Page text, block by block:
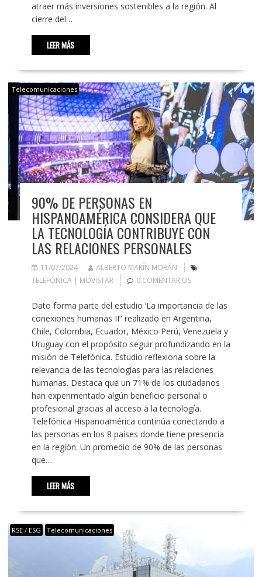
atraer más inversiones sostenibles a la región. Al
cierre del…
LEER MÁS
Telecomunicaciones
90% DE PERSONAS EN
HISPANOAMÉRICA CONSIDERA QUE
LA TECNOLOGÍA CONTRIBUYE CON
LAS RELACIONES PERSONALES
11/07/2024
ALBERTO MARÍN MORÁN
TELEFÓNICA | MOVISTAR
0 COMENTARIOS
Dato forma parte del estudio ‘La importancia de las
conexiones humanas II” realizado en Argentina,
Chile, Colombia, Ecuador, México Perú, Venezuela y
Uruguay con el propósito seguir profundizando en la
misión de Telefónica. Estudio reflexiona sobre la
relevancia de las tecnologías para las relaciones
humanas. Destaca que un 71% de los ciudadanos
han experimentado algún beneficio personal o
profesional gracias al acceso a la tecnología.
Telefónica Hispanoamérica continúa conectando a
las personas en los 8 países donde tiene presencia
en la región. Un promedio de 90% de las personas
que…
LEER MÁS
RSE / ESG Telecomunicaciones